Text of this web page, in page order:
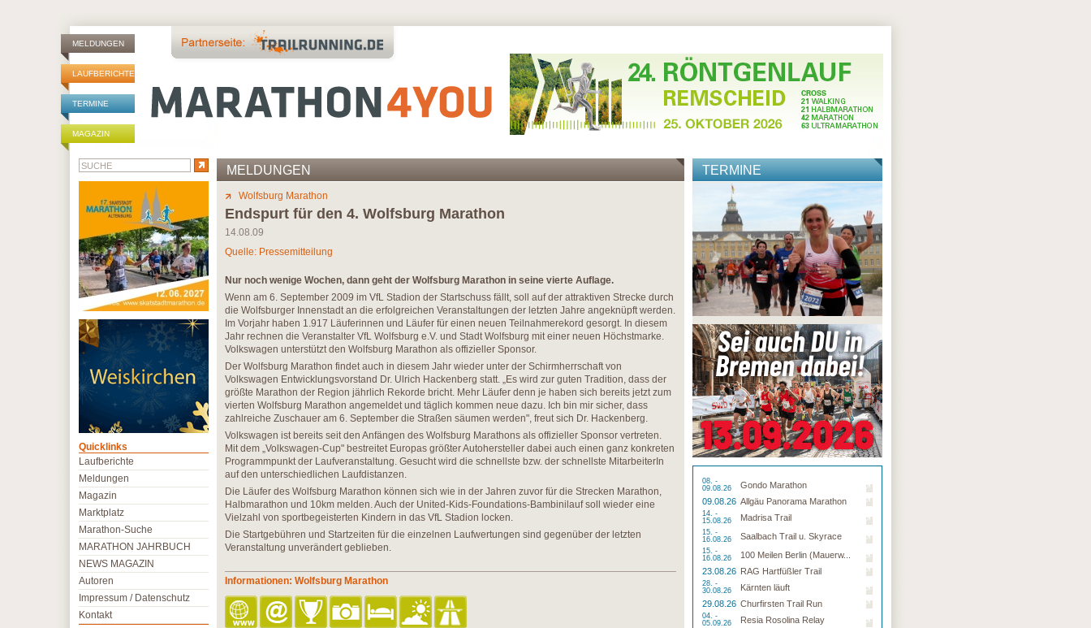
MELDUNGEN
LAUFBERICHTE
TERMINE
MAGAZIN
MELDUNGEN
Wolfsburg Marathon
Endspurt für den 4. Wolfsburg Marathon
14.08.09
Quelle: Pressemitteilung
Nur noch wenige Wochen, dann geht der Wolfsburg Marathon in seine vierte Auflage.
Wenn am 6. September 2009 im VfL Stadion der Startschuss fällt, soll auf der attraktiven Strecke durch
die Wolfsburger Innenstadt an die erfolgreichen Veranstaltungen der letzten Jahre angeknüpft werden.
Im Vorjahr haben 1.917 Läuferinnen und Läufer für einen neuen Teilnahmerekord gesorgt. In diesem
Jahr rechnen die Veranstalter VfL Wolfsburg e.V. und Stadt Wolfsburg mit einer neuen Höchstmarke.
Volkswagen unterstützt den Wolfsburg Marathon als offizieller Sponsor.
Der Wolfsburg Marathon findet auch in diesem Jahr wieder unter der Schirmherrschaft von
Volkswagen Entwicklungsvorstand Dr. Ulrich Hackenberg statt. „Es wird zur guten Tradition, dass der
größte Marathon der Region jährlich Rekorde bricht. Mehr Läufer denn je haben sich bereits jetzt zum
vierten Wolfsburg Marathon angemeldet und täglich kommen neue dazu. Ich bin mir sicher, dass
zahlreiche Zuschauer am 6. September die Straßen säumen werden", freut sich Dr. Hackenberg.
Volkswagen ist bereits seit den Anfängen des Wolfsburg Marathons als offizieller Sponsor vertreten.
Mit dem „Volkswagen-Cup" bestreitet Europas größter Autohersteller dabei auch einen ganz konkreten
Programmpunkt der Laufveranstaltung. Gesucht wird die schnellste bzw. der schnellste MitarbeiterIn
auf den unterschiedlichen Laufdistanzen.
Die Läufer des Wolfsburg Marathon können sich wie in der Jahren zuvor für die Strecken Marathon,
Halbmarathon und 10km melden. Auch der United-Kids-Foundations-Bambinilauf soll wieder eine
Vielzahl von sportbegeisterten Kindern in das VfL Stadion locken.
Die Startgebühren und Startzeiten für die einzelnen Laufwertungen sind gegenüber der letzten
Veranstaltung unverändert geblieben.
Informationen: Wolfsburg Marathon
TERMINE
08. -
09.08.26
Gondo Marathon
09.08.26 Allgäu Panorama Marathon
14. -
15.08.26
Madrisa Trail
15. -
16.08.26
Saalbach Trail u. Skyrace
15. -
16.08.26
100 Meilen Berlin (Mauerw...
23.08.26 RAG Hartfüßler Trail
28. -
30.08.26
Kärnten läuft
29.08.26 Churfirsten Trail Run
04. -
05.09.26
Resia Rosolina Relay
Quicklinks
Laufberichte
Meldungen
Magazin
Marktplatz
Marathon-Suche
MARATHON JAHRBUCH
NEWS MAGAZIN
Autoren
Impressum / Datenschutz
Kontakt